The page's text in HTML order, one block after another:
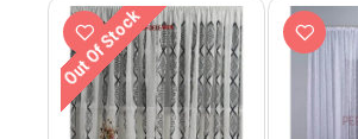
Out Of Stock